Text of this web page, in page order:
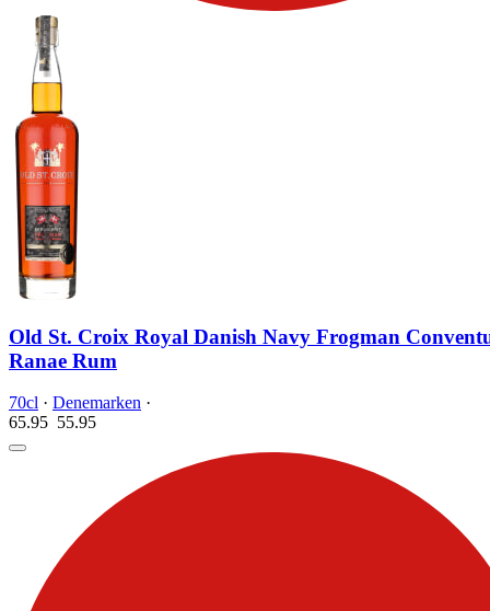
Old St. Croix Royal Danish Navy Frogman
Ranae Rum
70cl · Denemarken ·
65.95 55.95